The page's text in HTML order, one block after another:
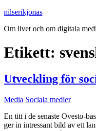
nilserikjonas
Om livet och om digitala
Etikett:
Utveckling för
Media Sociala medier
En titt i de senaste Ovesto-
ger in intressant bild av ett